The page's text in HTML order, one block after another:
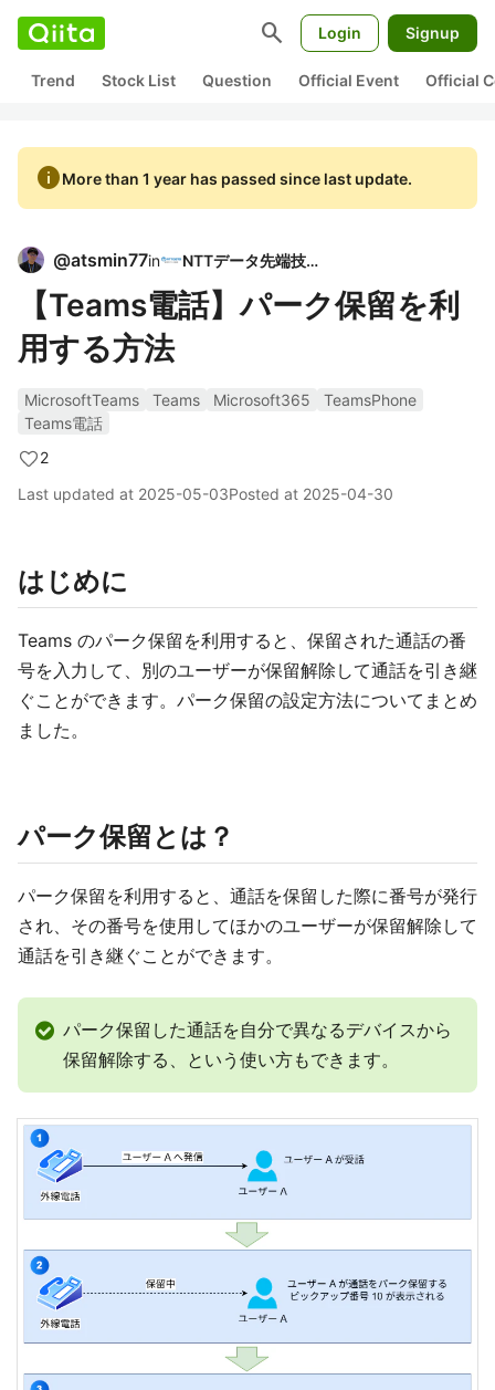
search Login Signup
Trend Stock List Question Official Event Official
infoMore than 1 year has passed since last update.
@atsmin77in NTTデータ先端技術
【Teams電話】パーク保留を利
用する方法
MicrosoftTeams Teams Microsoft365
TeamsPhone
Teams電話
2
Last updated at 2025-05-03Posted at 2025-04-30
はじめに
Teams のパーク保留を利用すると、保留された通話の番
号を入力して、別のユーザーが保留解除して通話を引き継
ぐことができます。パーク保留の設定方法についてまとめ
ました。
パーク保留とは？
パーク保留を利用すると、通話を保留した際に番号が発行
され、その番号を使用してほかのユーザーが保留解除して
通話を引き継ぐことができます。
パーク保留した通話を自分で異なるデバイスから
保留解除する、という使い方もできます。